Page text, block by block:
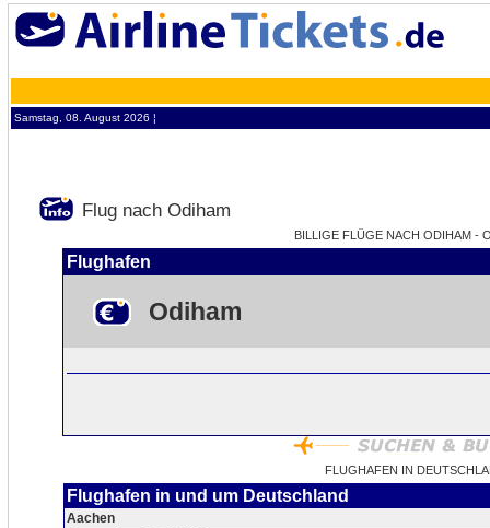
Samstag, 08. August 2026 ¦
Flug nach Odiham
BILLIGE FLÜGE NACH ODIHAM -
Flughafen
Odiham
FLUGHAFEN IN
Flughafen in und um Deutschland
Aachen